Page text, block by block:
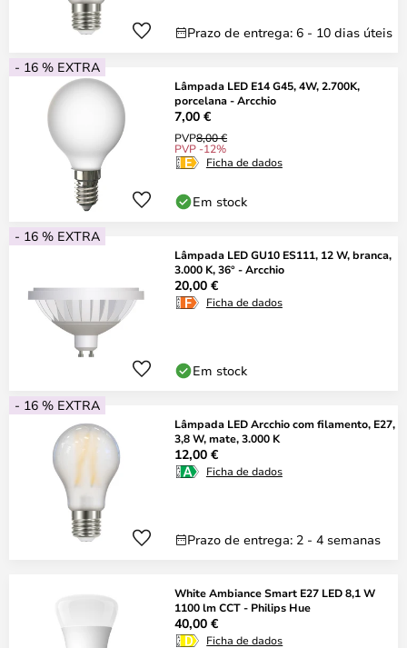
Prazo de entrega: 6 - 10 dias úteis
- 16 % EXTRA
Lâmpada LED E14 G45, 4W, 2.700K,
porcelana - Arcchio
7,00 €
PVP8,00 €
PVP -12%
Ficha de dados
Em stock
- 16 % EXTRA
Lâmpada LED GU10 ES111, 12 W, branca,
3.000 K, 36° - Arcchio
20,00 €
Ficha de dados
Em stock
- 16 % EXTRA
Lâmpada LED Arcchio com filamento, E27,
3,8 W, mate, 3.000 K
12,00 €
Ficha de dados
Prazo de entrega: 2 - 4 semanas
White Ambiance Smart E27 LED 8,1 W
1100 lm CCT - Philips Hue
40,00 €
Ficha de dados